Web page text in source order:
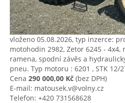
vloženo 05.08.2026, typ inzerce:
motohodin 2982, Zetor 6245 - 4x4,
ramena, spodní závěs a
pneu. Typ motoru : 6201 , STK 12/
Cena 290 000,00 Kč (bez DPH)
E-mail: matousek.v@volny.cz
Telefon: +420 731568628